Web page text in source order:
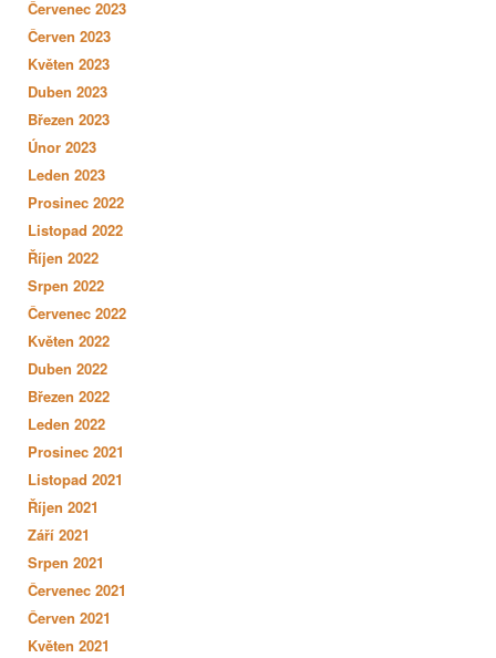
Červenec 2023
Červen 2023
Květen 2023
Duben 2023
Březen 2023
Únor 2023
Leden 2023
Prosinec 2022
Listopad 2022
Říjen 2022
Srpen 2022
Červenec 2022
Květen 2022
Duben 2022
Březen 2022
Leden 2022
Prosinec 2021
Listopad 2021
Říjen 2021
Září 2021
Srpen 2021
Červenec 2021
Červen 2021
Květen 2021